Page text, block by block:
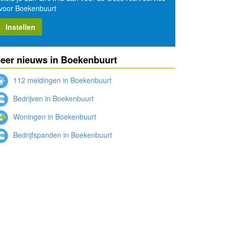
Boekenbuurt
Instellen
nieuws in Boekenbuurt
112 meldingen in Boekenbuurt
Bedrijven in Boekenbuurt
Woningen in Boekenbuurt
Bedrijfspanden in Boekenbuurt